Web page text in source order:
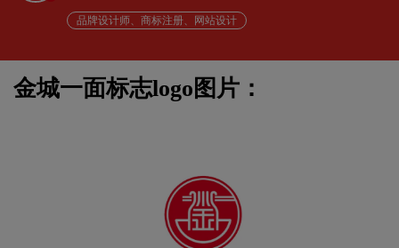
品牌设计师、商标注册、网站设计
金城一面标志logo图片：